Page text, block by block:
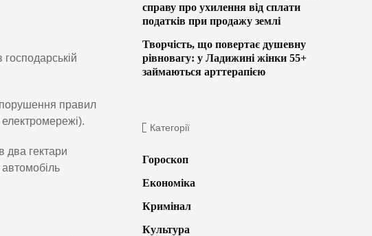
порушення правил
два гектари
автомобіль
справу про ухилення від сплати
податків при продажу землі
Творчість, що повертає душевну
рівновагу: у Ладижині жінки 55+
займаються арттерапією
Категорії
Гороскоп
Економіка
Кримінал
Культура